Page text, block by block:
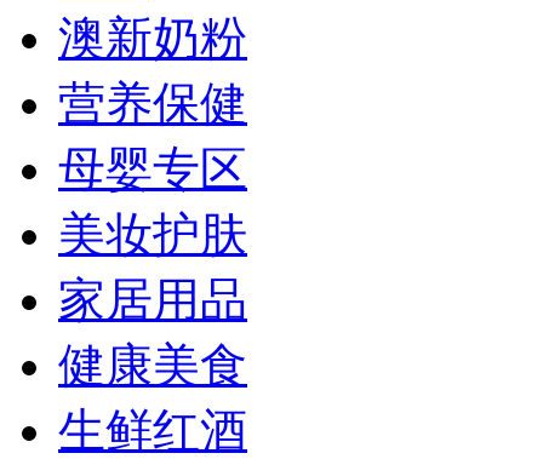
澳新奶粉
营养保健
母婴专区
美妆护肤
家居用品
健康美食
生鲜红酒